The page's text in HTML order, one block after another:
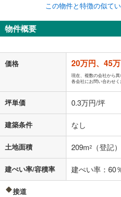
この物件と特徴の似て
物件概要
価格 20万円、45
現在、複数の会社から
各会社にお問い合わせく
坪単価 0.3万円/坪
建築条件 なし
土地面積 209m2 （登記）
建ぺい率/容積率 建ぺい率：60
接道